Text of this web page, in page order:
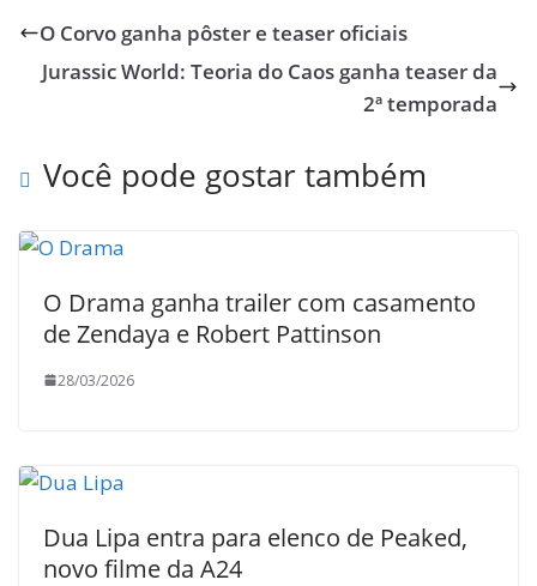
b
o
d
o
l e
O Corvo ganha pôster e teaser oficiais
Jurassic World: Teoria do Caos ganha teaser da
2ª temporada
Você pode gostar também
O Drama ganha trailer com casamento
de Zendaya e Robert Pattinson
28/03/2026
Dua Lipa entra para elenco de Peaked,
novo filme da A24